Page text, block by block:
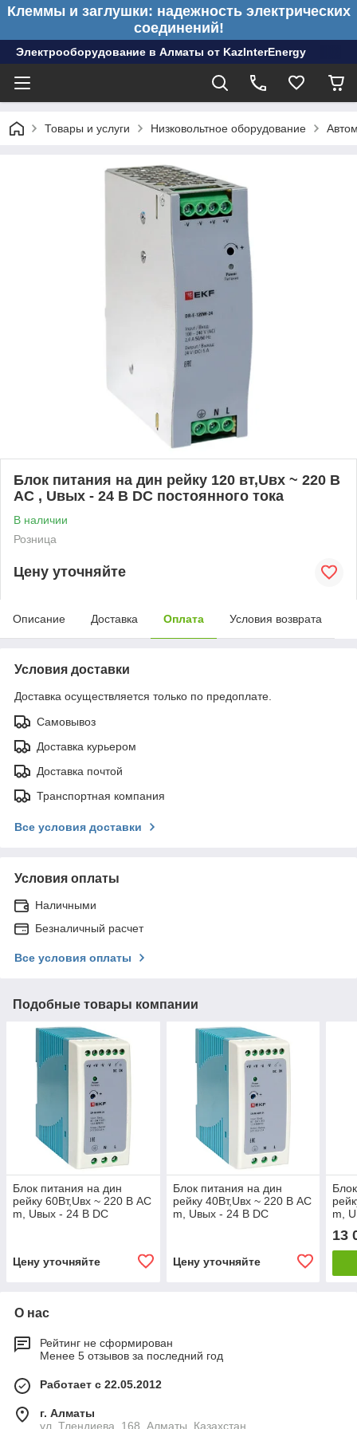
Клеммы и заглушки: надежность электрических
соединений!
Электрооборудование в Алматы от KazInterEnergy
Товары и услуги Низковольтное оборудование
Блок питания на дин рейку 120 вт,Uвх ~ 220 В
AC , Uвых - 24 В DC постоянного тока
В наличии
Розница
Цену уточняйте
Описание Доставка Оплата Условия возврата
Условия доставки
Доставка осуществляется только по предоплате.
Самовывоз
Доставка курьером
Доставка почтой
Транспортная компания
Все условия доставки
Условия оплаты
Наличными
Безналичный расчет
Все условия оплаты
Подобные товары компании
Блок питания на дин
рейку 60Вт,Uвх ~ 220 В AC
m, Uвых - 24 В DC
Цену уточняйте
Блок питания на дин
рейку 40Вт,Uвх ~ 220 В AC
m, Uвых - 24 В DC
Цену уточняйте
m,
13
О нас
Рейтинг не сформирован
Менее 5 отзывов за последний год
Работает с 22.05.2012
г. Алматы
ул. Тлендиева, 168, Алматы, Казахстан